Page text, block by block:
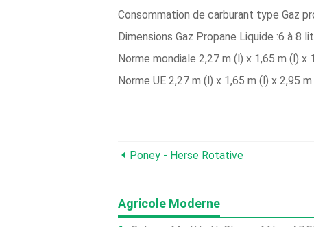
Consommation de carburant type Gaz
Dimensions Gaz Propane Liquide :6 à 8
Norme mondiale 2,27 m (l) x 1,65 m (l) x
Norme UE 2,27 m (l) x 1,65 m (l) x 2,95 m
Poney - Herse Rotative
Agricole Moderne